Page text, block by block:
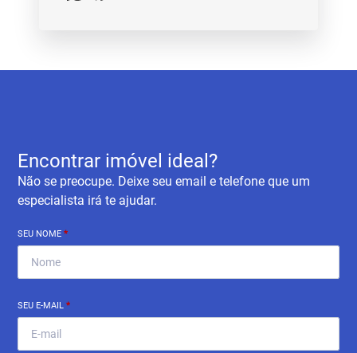
Encontrar imóvel ideal?
Não se preocupe. Deixe seu email e telefone que um
especialista irá te ajudar.
SEU NOME*
SEU E-MAIL*